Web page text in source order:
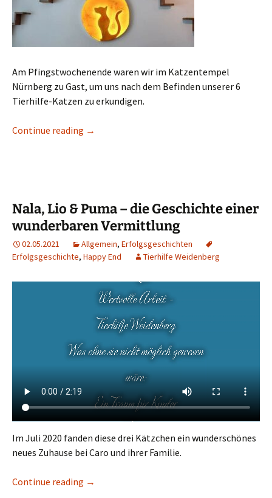
Am Pfingstwochenende waren wir im Katzentempel
Nürnberg zu Gast, um uns nach dem Befinden unserer 6
Tierhilfe-Katzen zu erkundigen.
Continue reading Besuch im Katzentempel
→
Nala, Lio & Puma – die Geschichte einer
wunderbaren Vermittlung
02.05.2021 Allgemein, Erfolgsgeschichten
Erfolgsgeschichte, Happy End Tierhilfe Weidenberg
Im Juli 2020 fanden diese drei Kätzchen ein wunderschönes
neues Zuhause bei Caro und ihrer Familie.
Continue reading Nala, Lio & Puma – die Geschichte einer
→